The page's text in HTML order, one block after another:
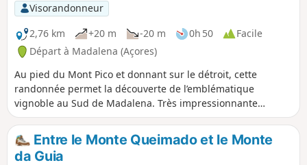
relier chacune des 51 bornes en bois qui balisent le circuit
.- attention a la redescente plus éprouvante que la montée :
dans les pierres, les coulées de lave, pas de vrai sentier
aménagé.- l’ascension du Piquinjo est assez
impressionnante, le sentier est étroit et pentu, se fait en
s’aidant des mains, mais c'est le prix à payer pour atteindre
le point le plus haut du Portugal à 2351m
Visorandonneur
2,76 km
+20 m -20 m 0h 50
Facile
Départ à Madalena (Açores)
Au pied du Mont Pico et donnant sur le détroit, cette
randonnée permet la découverte de l’emblématique
vignoble au Sud de Madalena. Très impressionnante
culture de la vigne dans de petites parcelles, cloisonnées
par des murs en lave, face a l’ile de Faial.
Entre le Monte Queimado et le Monte
da Guia